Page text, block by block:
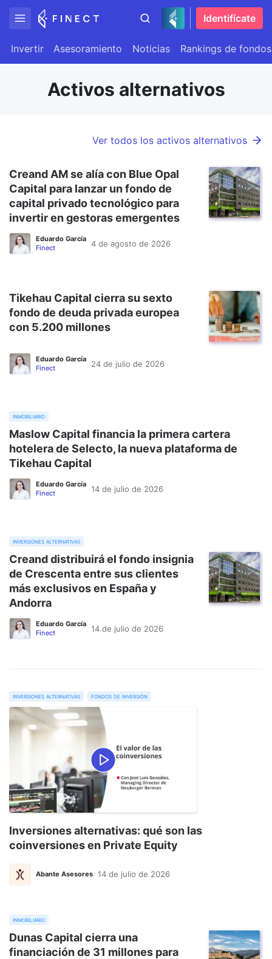
Identifícate
Invertir Asesoramiento Noticias Rankings de fondos
Activos alternativos
Ver todos los activos alternativos
Creand AM se alía con Blue Opal
Capital para lanzar un fondo de
capital privado tecnológico para
invertir en gestoras emergentes
Eduardo García
Finect
4 de agosto de 2026
Tikehau Capital cierra su sexto
fondo de deuda privada europea
con 5.200 millones
Eduardo García
Finect
24 de julio de 2026
inmobiliario
Maslow Capital financia la primera cartera
hotelera de Selecto, la nueva plataforma de
Tikehau Capital
Eduardo García
Finect
14 de julio de 2026
inversiones alternativas
Creand distribuirá el fondo insignia
de Crescenta entre sus clientes
más exclusivos en España y
Andorra
Eduardo García
Finect
14 de julio de 2026
inversiones alternativas fondos de inversión
Inversiones alternativas: qué son las
coinversiones en Private Equity
Abante Asesores 14 de julio de 2026
inmobiliario
Dunas Capital cierra una
financiación de 31 millones para